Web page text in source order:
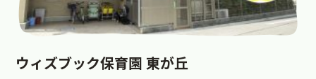
ウィズブック保育園 東が丘